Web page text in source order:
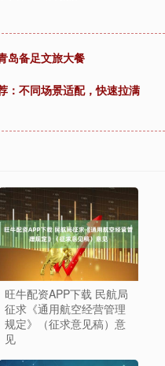
岛备足文旅大餐
：不同场景适配，快速拉满
旺牛配资APP下载 民航局
征求《通用航空经营管理
规定》（征求意见稿）意
见